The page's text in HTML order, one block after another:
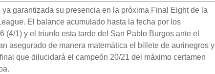
ya garantizada su presencia en la próxima Final Eight de la
El balance acumulado hasta la fecha por los
(4/1) y el triunfo esta tarde del San Pablo Burgos ante el
asegurado de manera matemática el billete de aurinegros y
que dilucidará el campeón 20/21 del máximo certamen